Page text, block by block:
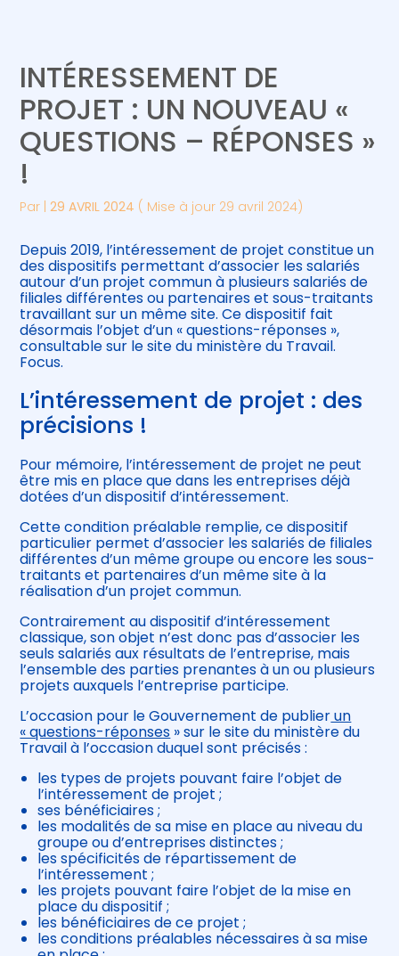
Gérer votre quotidien
Piloter votre entreprise
Développer votre entreprise
Être prêt pour la facturation
électronique
Suivre votre comptabilité
Gérer vos ressources humaines
INTÉRESSEMENT DE
PROJET : UN NOUVEAU «
QUESTIONS – RÉPONSES »
!
Par |29 AVRIL 2024 ( Mise à jour 29 avril 2024)
Depuis 2019, l’intéressement de projet constitue un
des dispositifs permettant d’associer les salariés
autour d’un projet commun à plusieurs salariés de
filiales différentes ou partenaires et sous-traitants
travaillant sur un même site. Ce dispositif fait
désormais l’objet d’un « questions-réponses »,
consultable sur le site du ministère du Travail.
Focus.
L’intéressement de projet : des
précisions !
Pour mémoire, l’intéressement de projet ne peut
être mis en place que dans les entreprises déjà
dotées d’un dispositif d’intéressement.
Cette condition préalable remplie, ce dispositif
particulier permet d’associer les salariés de filiales
différentes d’un même groupe ou encore les sous-
traitants et partenaires d’un même site à la
réalisation d’un projet commun.
Contrairement au dispositif d’intéressement
classique, son objet n’est donc pas d’associer les
seuls salariés aux résultats de l’entreprise, mais
l’ensemble des parties prenantes à un ou plusieurs
projets auxquels l’entreprise participe.
L’occasion pour le Gouvernement de publierun
« questions-réponses » sur le site du ministère du
Travail à l’occasion duquel sont précisés :
les types de projets pouvant faire l’objet de
l’intéressement de projet ;
ses bénéficiaires ;
les modalités de sa mise en place au niveau du
groupe ou d’entreprises distinctes ;
les spécificités de répartissement de
l’intéressement ;
les projets pouvant faire l’objet de la mise en
place du dispositif ;
les bénéficiaires de ce projet ;
les conditions préalables nécessaires à sa mise